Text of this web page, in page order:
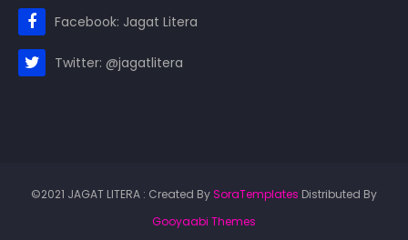
Facebook: Jagat Litera
Twitter: @jagatlitera
©2021 JAGAT LITERA : Created By SoraTemplates Distributed By
Gooyaabi Themes